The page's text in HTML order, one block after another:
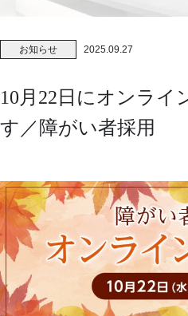
お知らせ 2025.09.27
10月22日にオンライ
す／障がい者採用